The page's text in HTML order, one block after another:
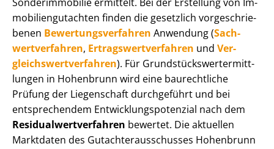
mo­bi­li­en­gut­ach­ten finden die gesetzlich vor­ge­schrie­
be­nen Be­wer­tungs­ver­fah­ren Anwendung (Sach­
wert­ver­fah­ren, Er­trags­wert­ver­fah­ren und Ver­
gleichs­wert­ver­fah­ren). Für Grund­stücks­wert­ermitt­
lun­gen in Hohenbrunn wird eine baurechtliche
Prüfung der Liegenschaft durchgeführt und bei
entsprechendem Ent­wick­lungs­po­ten­zi­al nach dem
Re­si­du­al­wert­ver­fah­ren bewertet. Die aktuellen
Marktdaten des Gut­ach­ter­aus­schus­ses Hohenbrunn